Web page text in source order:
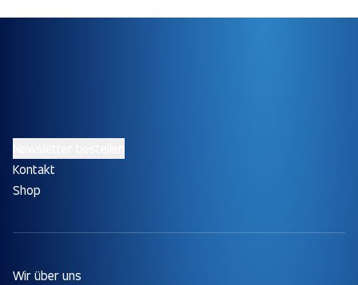
Kontakt
Shop
Wir über uns